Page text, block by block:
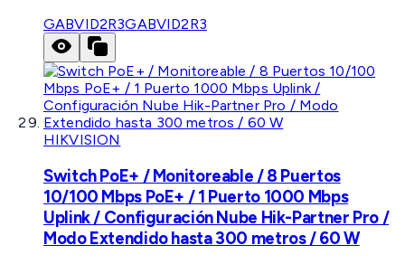
GABVID2R3GABVID2R3
HIKVISION
Switch PoE+ / Monitoreable / 8 Puertos
10/100 Mbps PoE+ / 1 Puerto 1000 Mbps
Uplink / Configuración Nube Hik-Partner Pro /
Modo Extendido hasta 300 metros / 60 W